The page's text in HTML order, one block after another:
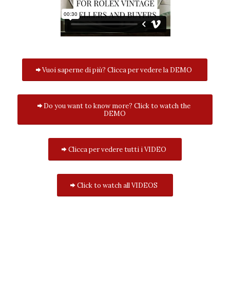
Vuoi saperne di più? Clicca per vedere la DEMO
Do you want to know more? Click to watch the
DEMO
Clicca per vedere tutti i VIDEO
Click to watch all VIDEOS